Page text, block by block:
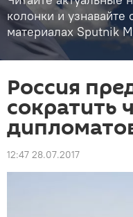
колонки и
материалах Sputnik
Россия
сократить
12:47 28.07.2017